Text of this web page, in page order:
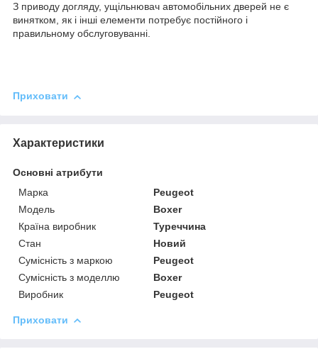
З приводу догляду, ущільнювач автомобільних дверей не є
винятком, як і інші елементи потребує постійного і
правильному обслуговуванні.
Приховати
Характеристики
Основні атрибути
Марка
Peugeot
Модель
Boxer
Країна виробник
Туреччина
Стан
Новий
Сумісність з маркою
Peugeot
Сумісність з моделлю
Boxer
Виробник
Peugeot
Приховати